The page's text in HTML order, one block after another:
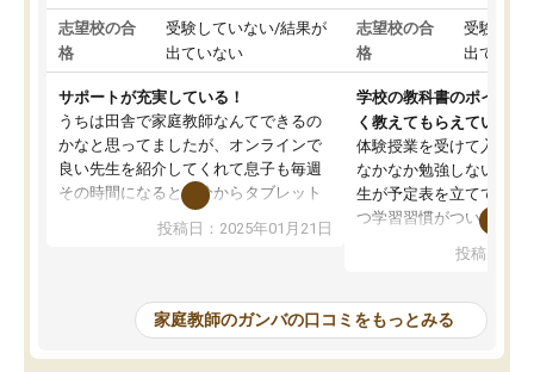
志望校の合
格
受験していない/結果が
出ていない
サポートが充実している！
うちは田舎で家庭教師なんてできるの
かなと思ってましたが、オンラインで
良い先生を紹介してくれて息子も毎週
その時間になると自分からタブレット
を開いてzoomを繋げるようになりまし
た！5科目なんでもOKなのもとても気
めて1年ほどだった今では平均点以上の
科目が増えてきました！あと1年受験ま
であるので無料の週末教室を使用しな
投稿日：2025年01月21日
志望校の合
格
受験して
出ていな
学校の教科書のポイント
く教えてもらえている
体験授業を受けて入塾し
なかなか勉強しない息子
生が予定表を立ててくれ
つ学習習慣がついてきま
指導が無い日も予定表
問できるのでとても助か
投稿日：
家庭教師のガンバの口コミをもっとみる